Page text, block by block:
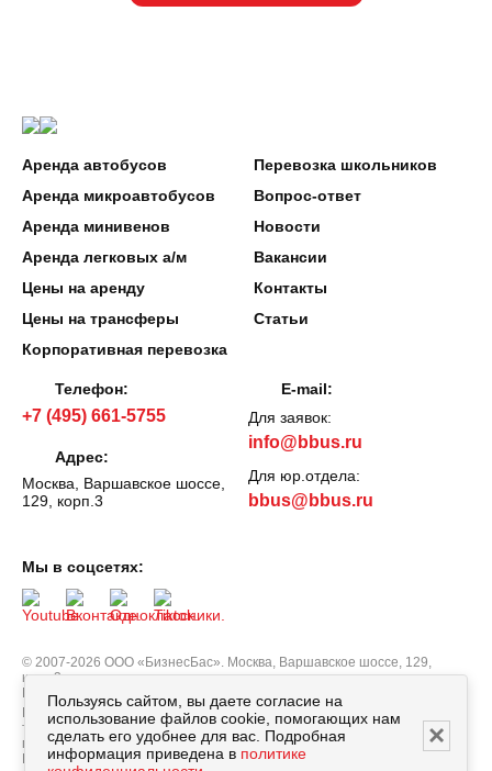
Аренда автобусов
Аренда микроавтобусов
Аренда минивенов
Аренда легковых а/м
Цены на аренду
Цены на трансферы
Корпоративная перевозка
Перевозка школьников
Вопрос-ответ
Новости
Вакансии
Контакты
Статьи
Телефон:
+7 (495) 661-5755
Адрес:
Москва, Варшавское шоссе,
129, корп.3
E-mail:
Для заявок:
info@bbus.ru
Для юр.отдела:
bbus@bbus.ru
© 2007-2026 ООО «БизнесБас». Москва, Варшавское шоссе, 129,
корп.3.
Все права защищены.
Вся информация, опубликованная на сайте bbus.ru, в т.ч. цены
товаров, описания, характеристики и комплектации не являются
публичной офертой, определяемой положениями Статьи 437
Гражданского кодекса РФ, и носят исключительно справочный
Мы в соцсетях:
Пользуясь сайтом, вы даете согласие на
использование файлов cookie, помогающих нам
сделать его удобнее для вас. Подробная
информация приведена в политике
×